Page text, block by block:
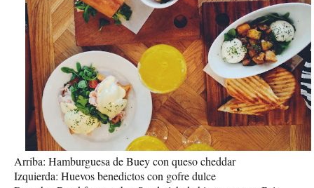
Arriba: Hamburguesa de Buey con queso cheddar
Izquierda: Huevos benedictos con gofre dulce